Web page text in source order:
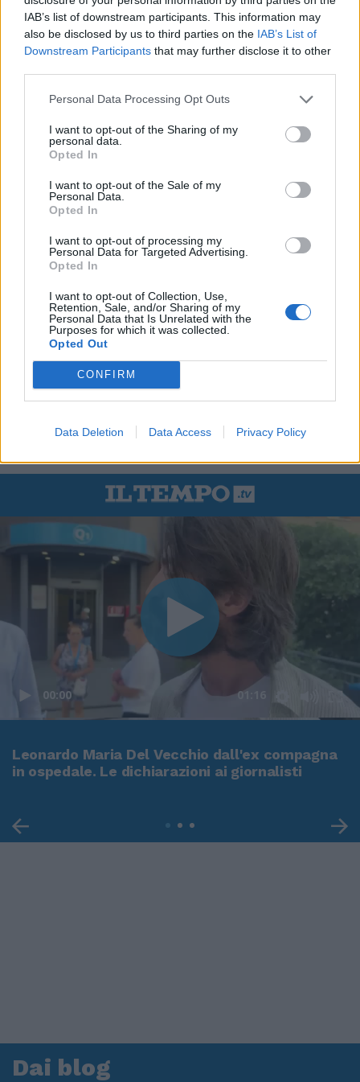
IAB’s list of downstream participants. This information may
also be disclosed by us to third parties on the IAB’s List of
Downstream Participants that may further disclose it to other
Personal Data Processing Opt Outs
I want to opt-out of the Sharing of my
personal data.
Opted In
I want to opt-out of the Sale of my
Personal Data.
Opted In
I want to opt-out of processing my
Personal Data for Targeted Advertising.
Opted In
I want to opt-out of Collection, Use,
Retention, Sale, and/or Sharing of my
Personal Data that Is Unrelated with the
Purposes for which it was collected.
Opted Out
CONFIRM
Data Deletion Data Access Privacy Policy
In evidenza
00:00 01:16
Leonardo Maria Del Vecchio dall'ex compagna
in ospedale. Le dichiarazioni ai giornalisti
Dai blog